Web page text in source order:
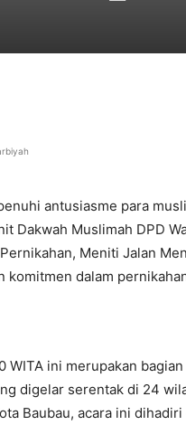
antusiasme para
Dakwah Muslimah DPD
Meniti Jalan
komitmen dalam
WITA ini merupakan
digelar serentak di 24
Baubau, acara ini